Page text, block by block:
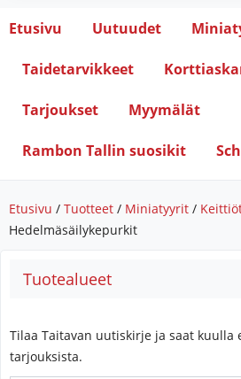
Etusivu Uutuudet
Taidetarvikkeet
Tarjoukset Myymälät
Rambon Tallin suosikit
Etusivu / Tuotteet / Miniatyyrit /
Hedelmäsäilykepurkit
Tuotealueet
Tilaa Taitavan uutiskirje ja saat kuulla
tarjouksista.